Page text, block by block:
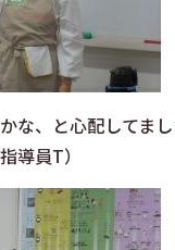
な、と心配してま
導員T）